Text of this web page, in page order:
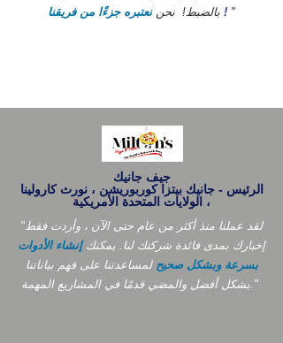
بالضبط! نحن نعتبره جزءًا من فريقنا ! "
جيف جانيك
الرئيس - جانيك بيتزا كوربوريشن ، نورث كارولينا
، الولايات المتحدة الأمريكية
"لقد عملنا منذ أكثر من عام حتى الآن ، وأردت فقط
إخبارك بمدى فائدة شركتك لنا. يمكنك إنشاء الأدوات
بسرعة وبشكل صحيح لمساعدتنا على فهم بياناتنا
بشكل أفضل والمضي قدمًا في المشاريع المهمة."